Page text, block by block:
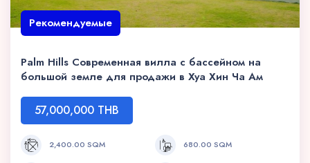
Рекомендуемые
Palm Hills Современная вилла с бассейном на
большой земле для продажи в Хуа Хин Ча Ам
57,000,000 THB
2,400.00 SQM 680.00 SQM